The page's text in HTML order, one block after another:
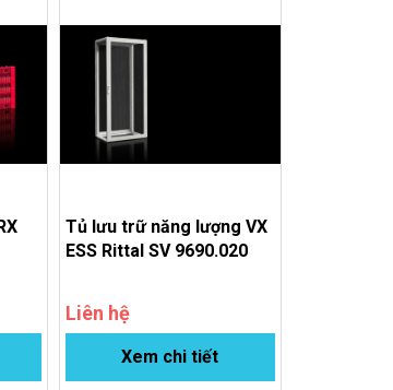
Tủ lưu trữ năng lượng VX
ESS Rittal SV 9690.020
Liên hệ
Xem chi tiết